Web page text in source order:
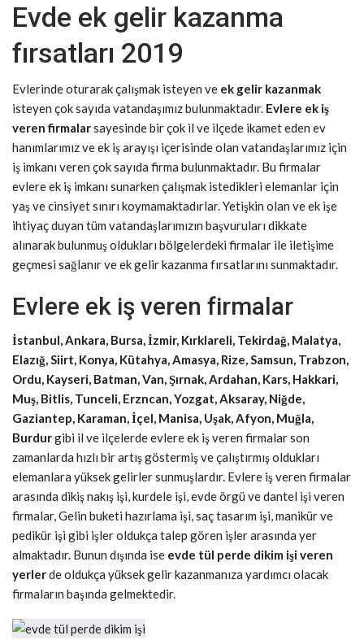
Evde ek gelir kazanma
fırsatları 2019
Evlerinde oturarak çalışmak isteyen ve ek gelir kazanmak
isteyen çok sayıda vatandaşımız bulunmaktadır. Evlere ek iş
veren firmalarsayesinde bir çok il ve ilçede ikamet eden ev
hanımlarımız ve ek iş arayışı içerisinde olan vatandaşlarımız için
iş imkanı veren çok sayıda firma bulunmaktadır. Bu firmalar
evlere ek iş imkanı sunarken çalışmak istedikleri elemanlar için
yaş ve cinsiyet sınırı koymamaktadırlar. Yetişkin olan ve ek işe
ihtiyaç duyan tüm vatandaşlarımızın başvuruları dikkate
alınarak bulunmuş oldukları bölgelerdeki firmalar ile iletişime
geçmesi sağlanır ve ek gelir kazanma fırsatlarını sunmaktadır.
Evlere ek iş veren firmalar
İstanbul, Ankara, Bursa, İzmir, Kırklareli, Tekirdağ, Malatya,
Elazığ, Siirt, Konya, Kütahya, Amasya, Rize, Samsun, Trabzon,
Ordu, Kayseri, Batman, Van, Şırnak, Ardahan, Kars, Hakkari,
Muş, Bitlis, Tunceli, Erzncan, Yozgat, Aksaray, Niğde,
Gaziantep, Karaman, İçel, Manisa, Uşak, Afyon, Muğla,
Burdurgibi il ve ilçelerde evlere ek iş veren firmalar son
zamanlarda hızlı bir artış göstermiş ve çalıştırmış oldukları
elemanlara yüksek gelirler sunmuşlardır. Evlere iş veren firmalar
arasında dikiş nakış işi, kurdele işi, evde örgü ve dantel işi veren
firmalar, Gelin buketi hazırlama işi, saç tasarım işi, manikür ve
pedikür işi gibi işler oldukça talep gören işler arasında yer
almaktadır. Bunun dışında ise evde tül perde dikim işi veren
yerlerde oldukça yüksek gelir kazanmanıza yardımcı olacak
firmaların başında gelmektedir.